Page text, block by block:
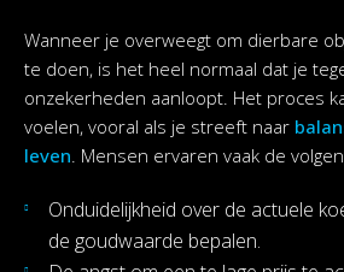
Wanneer je overweegt om dierbare
te doen, is het heel normaal dat je
onzekerheden aanloopt. Het proces
voelen, vooral als je streeft naar
leven . Mensen ervaren vaak de
Onduidelijkheid over de actuele
de goudwaarde bepalen.